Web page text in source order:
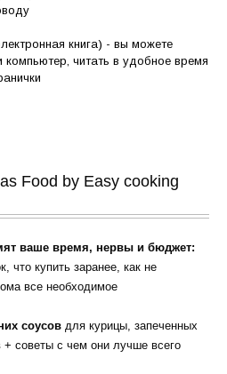
книга) - вы можете
компьютер, читать в удобное время
Food by Easy cooking
ваше время, нервы и бюджет:
что купить заранее, как не
все необходимое
соусов для курицы, запеченных
советы с чем они лучше всего